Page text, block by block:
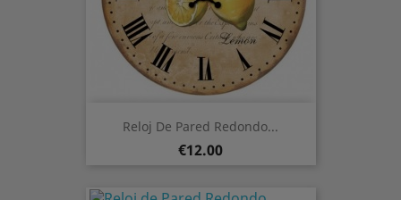
Reloj De Pared Redondo...
Price
€12.00